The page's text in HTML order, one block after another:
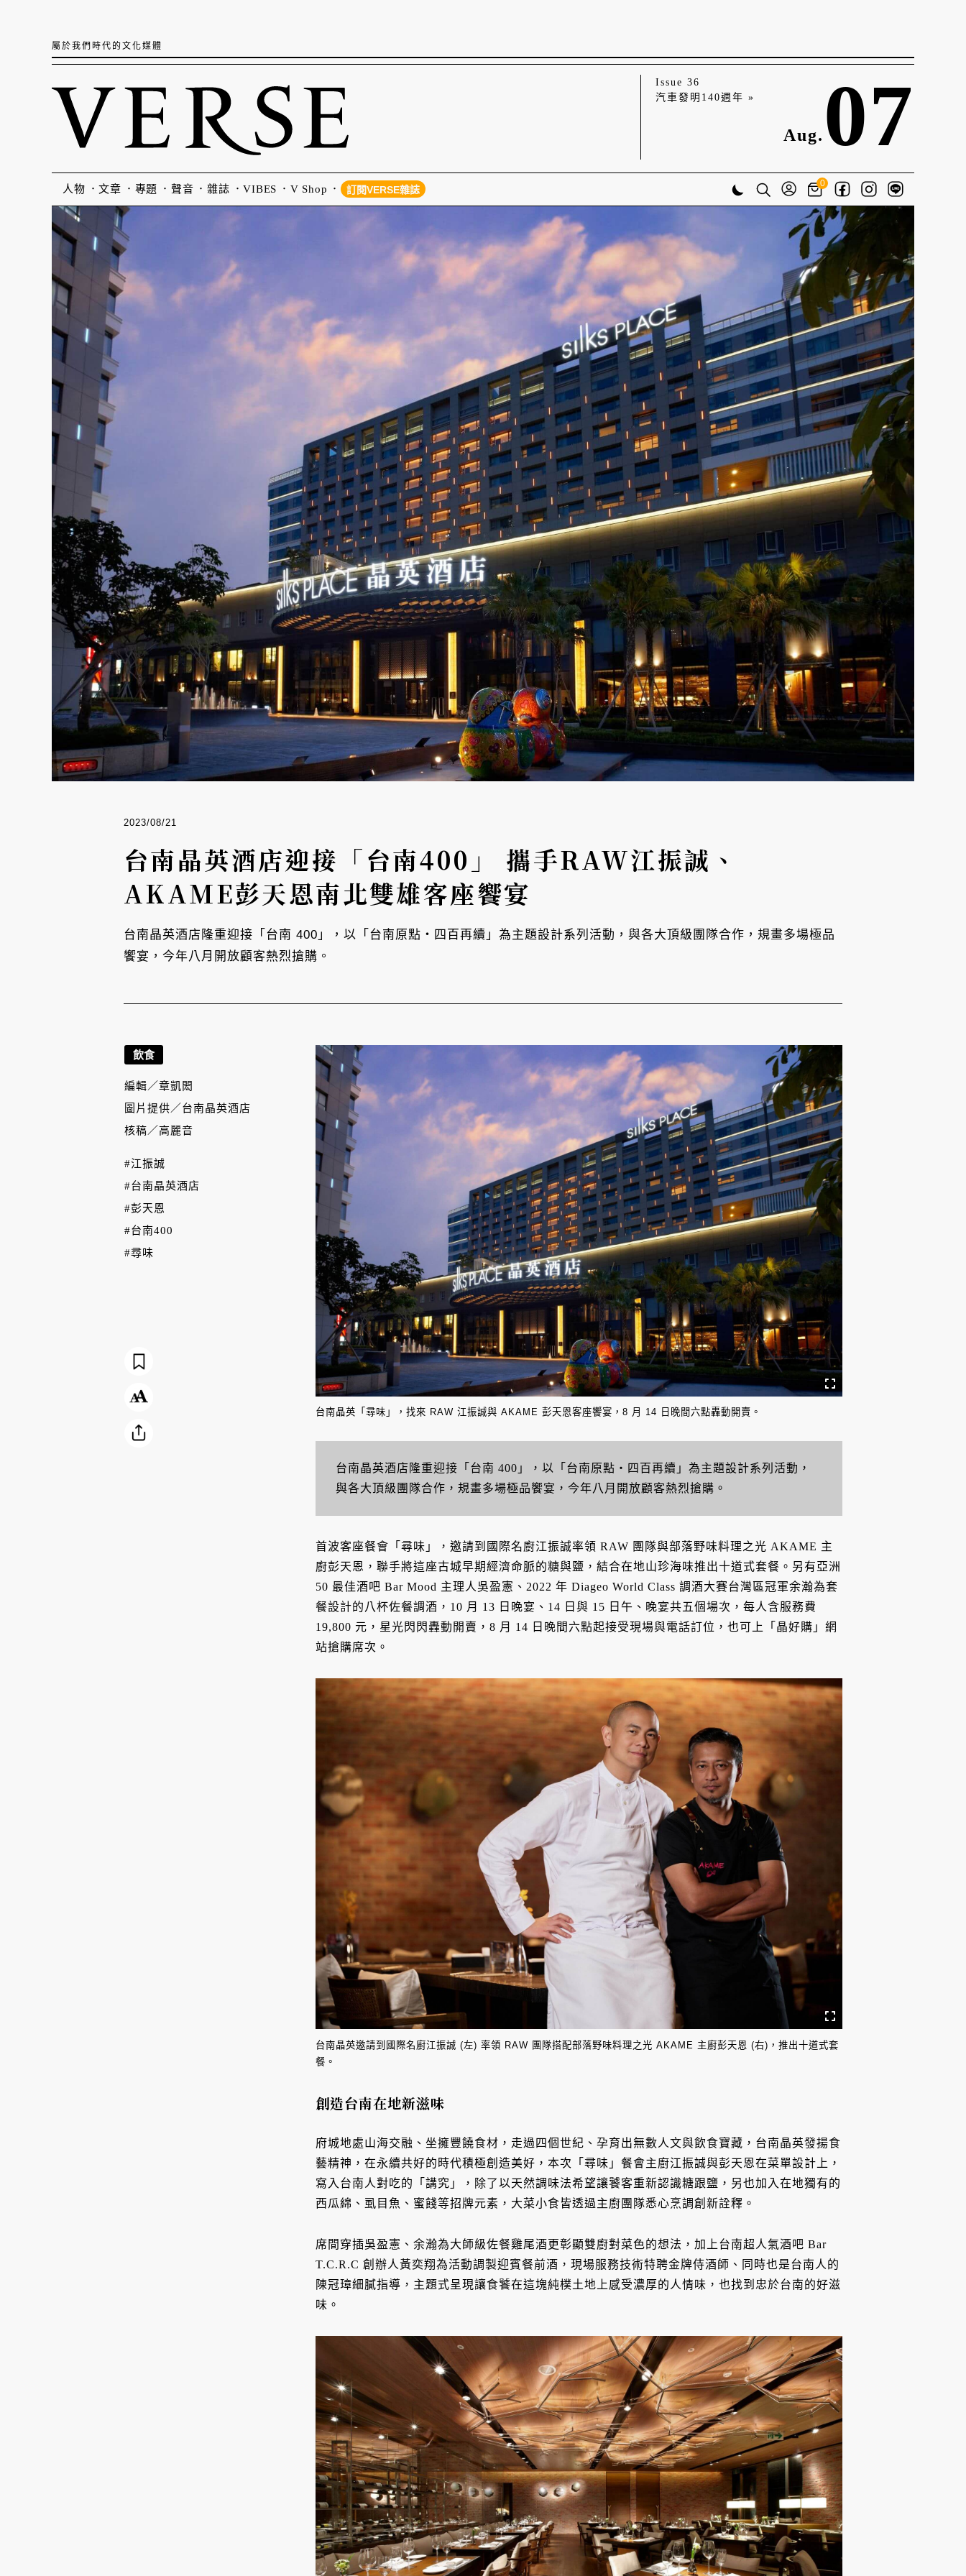
屬於我們時代的文化媒體
Issue 36
汽車發明140週年 »
Aug. 07
人物 文章 專題 聲音 雜誌 VIBES V Shop 訂閱VERSE雜誌
0
2023/08/21
台南晶英酒店迎接「台南400」 攜手RAW江振誠、
AKAME彭天恩南北雙雄客座饗宴
台南晶英酒店隆重迎接「台南 400」，以「台南原點・四百再續」為主題設計系列活動，與各大頂級團隊合作，規畫多場極品
饗宴，今年八月開放顧客熱烈搶購。
台南晶英「尋味」，找來 RAW 江振誠與 AKAME 彭天恩客座饗宴，8 月 14 日晚間六點轟動開賣。
台南晶英酒店隆重迎接「台南 400」，以「台南原點・四百再續」為主題設計系列活動，
與各大頂級團隊合作，規畫多場極品饗宴，今年八月開放顧客熱烈搶購。
首波客座餐會「尋味」，邀請到國際名廚江振誠率領 RAW 團隊與部落野味料理之光 AKAME 主
廚彭天恩，聯手將這座古城早期經濟命脈的糖與鹽，結合在地山珍海味推出十道式套餐。另有亞洲
50 最佳酒吧 Bar Mood 主理人吳盈憲、2022 年 Diageo World Class 調酒大賽台灣區冠軍余瀚為套
餐設計的八杯佐餐調酒，10 月 13 日晚宴、14 日與 15 日午、晚宴共五個場次，每人含服務費
19,800 元，星光閃閃轟動開賣，8 月 14 日晚間六點起接受現場與電話訂位，也可上「晶好購」網
站搶購席次。
台南晶英邀請到國際名廚江振誠 (左) 率領 RAW 團隊搭配部落野味料理之光 AKAME 主廚彭天恩 (右)，推出十道式套
餐。
創造台南在地新滋味
府城地處山海交融、坐擁豐饒食材，走過四個世紀、孕育出無數人文與飲食寶藏，台南晶英發揚食
藝精神，在永續共好的時代積極創造美好，本次「尋味」餐會主廚江振誠與彭天恩在菜單設計上，
寫入台南人對吃的「講究」，除了以天然調味法希望讓饕客重新認識糖跟鹽，另也加入在地獨有的
西瓜綿、虱目魚、蜜餞等招牌元素，大菜小食皆透過主廚團隊悉心烹調創新詮釋。
席間穿插吳盈憲、余瀚為大師級佐餐雞尾酒更彰顯雙廚對菜色的想法，加上台南超人氣酒吧 Bar
T.C.R.C 創辦人黃奕翔為活動調製迎賓餐前酒，現場服務技術特聘金牌侍酒師、同時也是台南人的
陳冠璋細膩指導，主題式呈現讓食饕在這塊純樸土地上感受濃厚的人情味，也找到忠於台南的好滋
味。
飲食
編輯／章凱閎
圖片提供／ 台南晶英酒店
核稿／高麗音
#江振誠
#台南晶英酒店
#彭天恩
#台南400
#尋味